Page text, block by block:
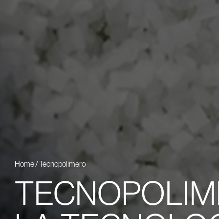
Home/Tecnopolimero